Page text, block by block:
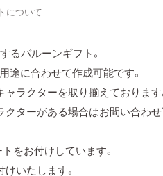
について
るバルーンギフト。
途に合わせて作成可能です。
ラクターを取り揃えております
ターがある場合はお問い合わせ
をお付けしています。
いたします。